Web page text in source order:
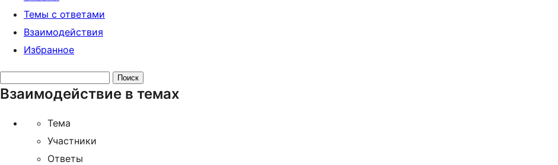
Темы с ответами
Взаимодействия
Избранное
тем:
Взаимодействие в темах
Тема
Участники
Ответы